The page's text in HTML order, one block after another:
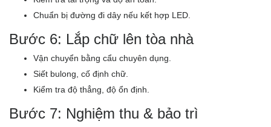
Chuẩn bị đường đi dây nếu kết hợp LED.
Bước 6: Lắp chữ lên tòa nhà
Vận chuyển bằng cẩu chuyên dụng.
Siết bulong, cố định chữ.
Kiểm tra độ thẳng, độ ổn định.
Bước 7: Nghiệm thu & bảo trì